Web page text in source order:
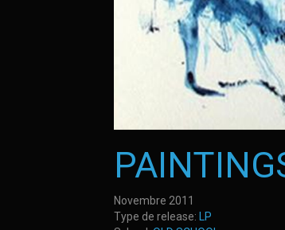
Novembre 2011
Type de release: LP